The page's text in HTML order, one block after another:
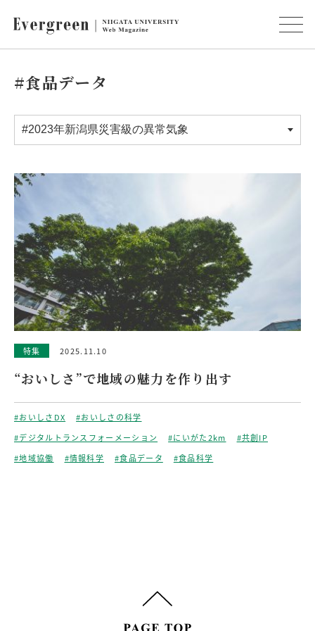
#食品データ
特集 2025.11.10
“おいしさ”で地域の魅力を作り出す
#おいしさDX
#おいしさの科学
#デジタルトランスフォーメーション
#にいがた2km
#共創IP
#地域協働
#情報科学 #食品データ #食品科学